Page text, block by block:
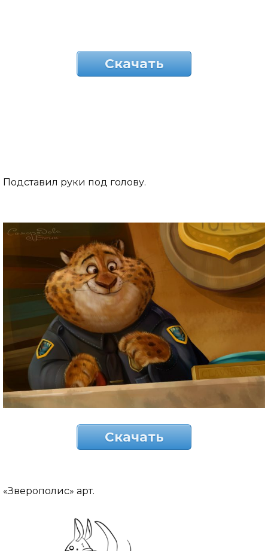
Скачать
Подставил руки под голову.
Скачать
«Зверополис» арт.